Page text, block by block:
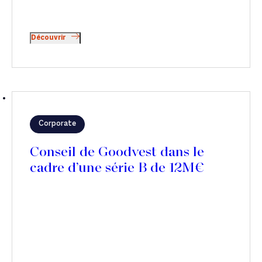
Découvrir
Corporate
Conseil de Goodvest dans le
cadre d’une série B de 12M€